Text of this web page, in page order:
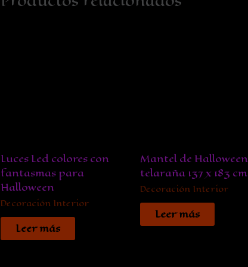
Luces Led colores con
fantasmas para
Halloween
Decoración Interior
Leer más
Mantel de Halloween
telaraña 137 x 183 cm
Decoración Interior
Leer más